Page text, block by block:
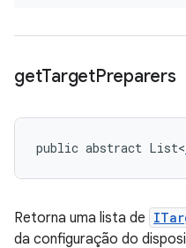
getTargetPreparers
public abstract List<
Retorna uma lista de
da configuração do